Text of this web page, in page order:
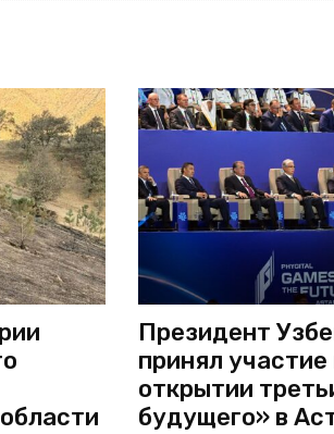
Президент
принял участие
открытии
будущего» в